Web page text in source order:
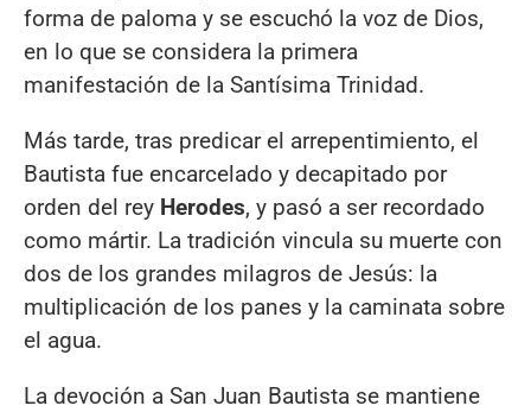
forma de paloma y se escuchó la voz de Dios,
en lo que se considera la primera
manifestación de la Santísima Trinidad.
Más tarde, tras predicar el arrepentimiento, el
Bautista fue encarcelado y decapitado por
orden del rey Herodes, y pasó a ser recordado
como mártir. La tradición vincula su muerte con
dos de los grandes milagros de Jesús: la
multiplicación de los panes y la caminata sobre
el agua.
La devoción a San Juan Bautista se mantiene